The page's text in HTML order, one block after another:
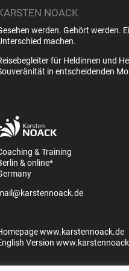
NOACK
werden. Gehört werden.
machen.
für Heldinnen und
in entscheidenden
& Training
& online*
www.karstennoack.de
Version